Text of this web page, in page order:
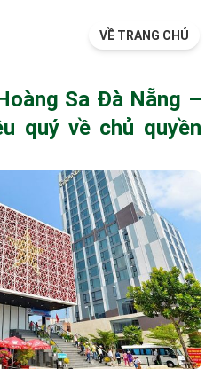
VỀ TRANG CHỦ
Sa Đà Nẵng –
quý về chủ quyền